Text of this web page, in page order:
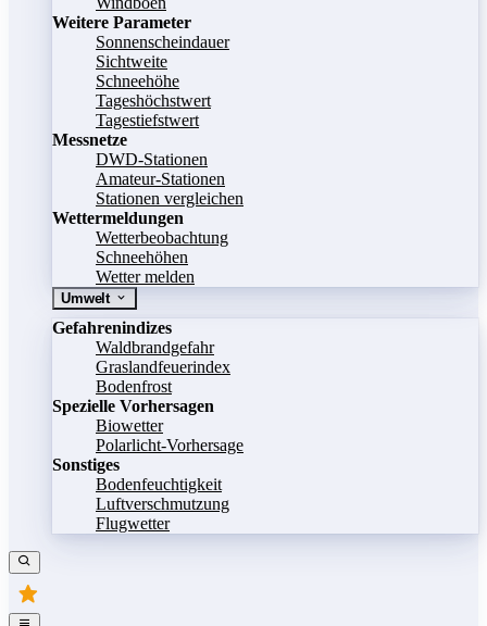
Weitere Parameter
Sonnenscheindauer
Sichtweite
Schneehöhe
Tageshöchstwert
Tagestiefstwert
Messnetze
DWD-Stationen
Amateur-Stationen
Stationen vergleichen
Wettermeldungen
Wetterbeobachtung
Schneehöhen
Wetter melden
Umwelt
Gefahrenindizes
Waldbrandgefahr
Graslandfeuerindex
Bodenfrost
Spezielle Vorhersagen
Biowetter
Polarlicht-Vorhersage
Sonstiges
Bodenfeuchtigkeit
Luftverschmutzung
Flugwetter